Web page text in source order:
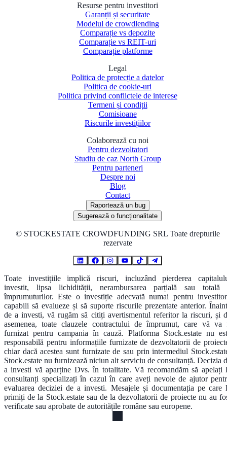
Resurse pentru investitori
Garanții și securitate
Modelul de crowdlending
Comparație vs depozite
Comparație vs REIT-uri
Comparație platforme
Legal
Politica de protecție a datelor
Politica de cookie-uri
Politica privind conflictele de interese
Termeni și condiții
Comisioane
Riscurile investițiilor
Colaborează cu noi
Pentru dezvoltatori
Studiu de caz North Group
Pentru parteneri
Despre noi
Blog
Contact
Raportează un bug
Sugerează o funcționalitate
© STOCKESTATE CROWDFUNDING SRL Toate drepturile
rezervate
Toate investițiile implică riscuri, incluzând pierderea
investit, lipsa lichidității, nerambursarea parțială sau totală
împrumuturilor. Este o investiție adecvată numai pentru
capabili să evalueze și să suporte riscurile prezentate anterior.
de a investi, vă rugăm să citiți avertismentul referitor la riscuri, și
asemenea, toate clauzele contractului de împrumut, care vă va
furnizat pentru campania în cauză. Platforma Stock.estate nu
responsabilă pentru informațiile furnizate de dezvoltatorii de
chiar dacă acestea sunt furnizate de sau prin intermediul
Stock.estate nu furnizează niciun alt serviciu de consultanță. Decizia
a investi vă aparține Dvs. în totalitate. Vă recomandăm să apelați
consultanți specializați în cazul în care aveți nevoie de ajutor
evaluarea deciziei de a investi. Mesajele și documentația pe care
primiți de la Stock.estate sau de la dezvoltatorii de proiecte nu au
verificate sau aprobate de autoritățile române sau europene.